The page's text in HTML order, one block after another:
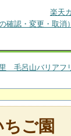
楽天
確認・変更・取消）
毛呂山バリアフ
ちご園